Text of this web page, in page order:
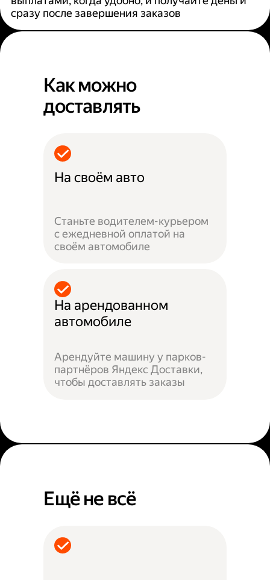
сразу после завершения заказов
Как можно
доставлять
На своём авто
Станьте водителем-курьером
с ежедневной оплатой на
своём автомобиле
На арендованном
автомобиле
Арендуйте машину у парков-
партнёров Яндекс Доставки,
чтобы доставлять заказы
Ещё не всё